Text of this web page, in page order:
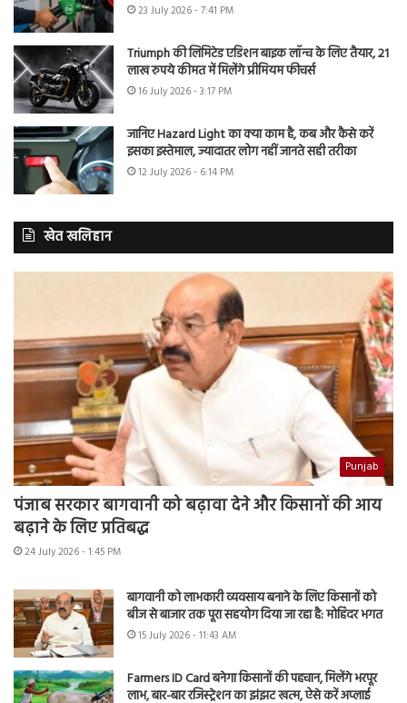
23 July 2026 - 7:41 PM
Triumph की लिमिटेड एडिशन बाइक लॉन्च के लिए तैयार, 21
लाख रुपये कीमत में मिलेंगे प्रीमियम फीचर्स
16 July 2026 - 3:17 PM
जानिए Hazard Light का क्या काम है, कब और कैसे करें
इसका इस्तेमाल, ज्यादातर लोग नहीं जानते सही तरीका
12 July 2026 - 6:14 PM
खेत खलिहान
Punjab
पंजाब सरकार बागवानी को बढ़ावा देने और किसानों की आय
बढ़ाने के लिए प्रतिबद्ध
24 July 2026 - 1:45 PM
बागवानी को लाभकारी व्यवसाय बनाने के लिए किसानों को
बीज से बाजार तक पूरा सहयोग दिया जा रहा है: मोहिंदर भगत
15 July 2026 - 11:43 AM
Farmers ID Card बनेगा किसानों की पहचान, मिलेंगे भरपूर
लाभ, बार-बार रजिस्ट्रेशन का झंझट खत्म, ऐसे करें अप्लाई